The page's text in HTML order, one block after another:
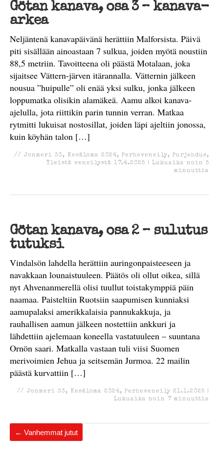
Götan kanava, osa 3 – kanava-
arkea
Neljäntenä kanavapäivänä herättiin Malforsista. Päivä
piti sisällään ainoastaan 7 sulkua, joiden myötä noustiin
88,5 metriin. Tavoitteena oli päästä Motalaan, joka
sijaitsee Vättern-järven itärannalla. Vätternin jälkeen
nousua ”huipulle” oli enää yksi sulku, jonka jälkeen
loppumatka olisikin alamäkeä. Aamu alkoi kanava-
ajelulla, jota riittikin parin tunnin verran. Matkaa
rytmitti lukuisat nostosillat, joiden läpi ajeltiin jonossa,
kuin köyhän talon […]
// Jonmeri 33, Kesäloma 2024, Perheveneily, Purjehdus,
Yleistä veneilystä 17.4.2025 | Lukuaika noin 5
minuuttia
Götan kanava, osa 2 – sulutus
tutuksi
Vindalsön lahdella herättiin auringonpaisteeseen ja
navakkaan lounaistuuleen. Päätös oli ollut oikea, sillä
nyt Ahvenanmerellä olisi tuullut toistakymppiä päin
naamaa. Paisteltiin Ruotsiin saapumisen kunniaksi
aamupalaksi amerikkalaisia pannukakkuja, ja
rauhallisen aamun jälkeen nostettiin ankkuri ja
lähdettiin ajelemaan koneella vastatuuleen – suuntana
Ornön saari. Matkalla vastaan tuli viisi Suomen
merivoimien Jehua ja seitsemän Jurmoa. 22 mailin
päästä kurvattiin […]
// Jonmeri 33, Kesäloma 2024, Perheveneily 21.1.2025 |
Lukuaika noin 7 minuuttia
← Vanhemmat jutut